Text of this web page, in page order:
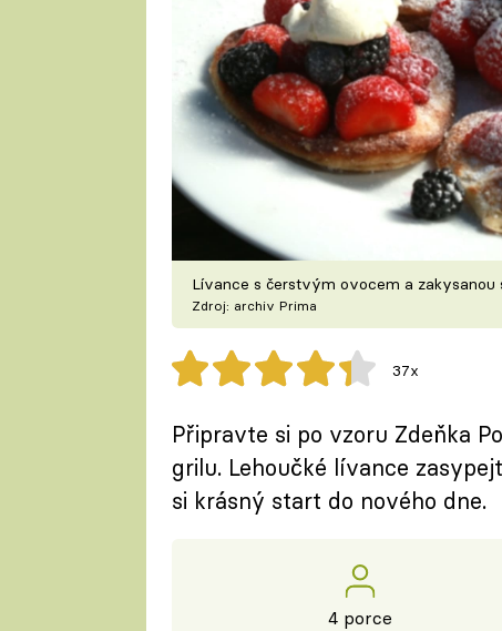
Lívance s čerstvým ovocem a zakysanou
Zdroj: archiv Prima
37x
Připravte si po vzoru Zdeňka
grilu. Lehoučké lívance
si krásný start do nového dne.
4 porce